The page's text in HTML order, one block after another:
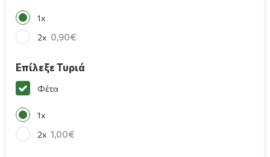
1x
2x 0,90
Επίλεξε Τυριά
Φέτα
1x
2x 1,00